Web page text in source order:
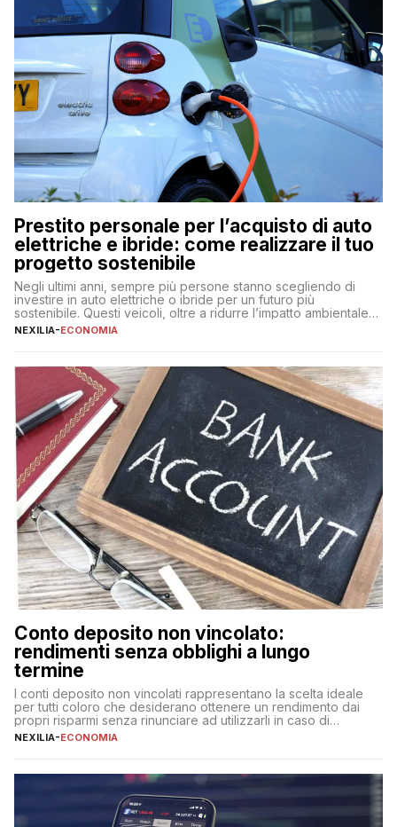
Prestito personale per l’acquisto di auto
elettriche e ibride: come realizzare il tuo
progetto sostenibile
Negli ultimi anni, sempre più persone stanno scegliendo di
investire in auto elettriche o ibride per un futuro più
sostenibile. Questi veicoli, oltre a ridurre l’impatto ambientale,
offrono vantaggi economici a lungo termine, come minori costi
fare se non […]
NEXILIA-ECONOMIA
Conto deposito non vincolato:
rendimenti senza obblighi a lungo
termine
I conti deposito non vincolati rappresentano la scelta ideale
per tutti coloro che desiderano ottenere un rendimento dai
propri risparmi senza rinunciare ad utilizzarli in caso di
necessità. A differenza delle forme vincolate tradizionali,
flessibilità e rendimento. Come funzionano […]
NEXILIA-ECONOMIA